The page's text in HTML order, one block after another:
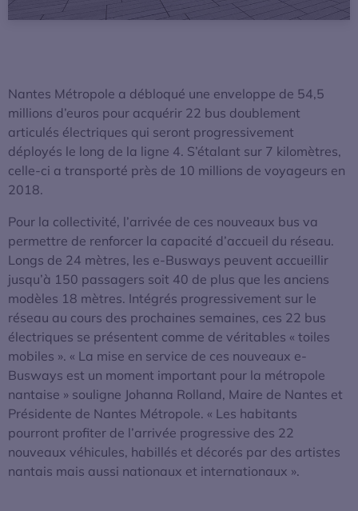
Nantes Métropole a débloqué une enveloppe de 54,5
millions d’euros pour acquérir 22 bus doublement
articulés électriques qui seront progressivement
déployés le long de la ligne 4. S’étalant sur 7 kilomètres,
celle-ci a transporté près de 10 millions de voyageurs en
2018.
Pour la collectivité, l’arrivée de ces nouveaux bus va
permettre de renforcer la capacité d’accueil du réseau.
Longs de 24 mètres, les e-Busways peuvent accueillir
jusqu’à 150 passagers soit 40 de plus que les anciens
modèles 18 mètres. Intégrés progressivement sur le
réseau au cours des prochaines semaines, ces 22 bus
électriques se présentent comme de véritables « toiles
mobiles ». « La mise en service de ces nouveaux e-
Busways est un moment important pour la métropole
nantaise » souligne Johanna Rolland, Maire de Nantes et
Présidente de Nantes Métropole. « Les habitants
pourront profiter de l’arrivée progressive des 22
nouveaux véhicules, habillés et décorés par des artistes
nantais mais aussi nationaux et internationaux ».